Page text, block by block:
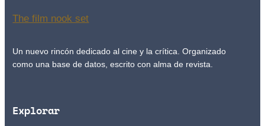
The film nook set
Un nuevo rincón dedicado al cine y la crítica. Organizado
como una base de datos, escrito con alma de revista.
Explorar